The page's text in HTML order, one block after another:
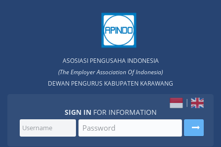
ASOSIASI PENGUSAHA INDONESIA
(The Employer Association Of lndonesia)
DEWAN PENGURUS KABUPATEN KARAWANG
|
SIGN IN FOR INFORMATION